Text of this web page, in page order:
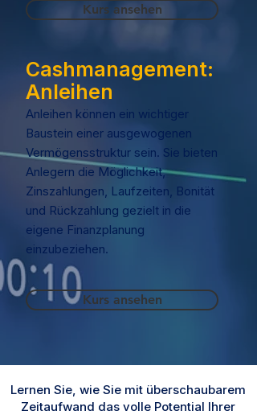
Kurs ansehen
Cashmanagement:
Anleihen
Anleihen können ein wichtiger
Baustein einer ausgewogenen
Vermögensstruktur sein. Sie bieten
Anlegern die Möglichkeit,
Zinszahlungen, Laufzeiten, Bonität
und Rückzahlung gezielt in die
eigene Finanzplanung
einzubeziehen.
Kurs ansehen
Lernen Sie, wie Sie mit überschaubarem
Zeitaufwand das volle Potential Ihrer